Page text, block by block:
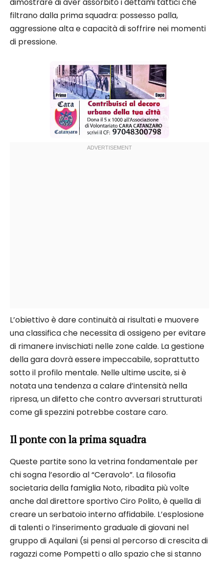
dimostrare di aver assorbito i dettami tattici che
filtrano dalla prima squadra: possesso palla,
aggressione alta e capacità di soffrire nei momenti
di pressione.
L’obiettivo è dare continuità ai risultati e muovere
una classifica che necessita di ossigeno per evitare
di rimanere invischiati nelle zone calde. La gestione
della gara dovrà essere impeccabile, soprattutto
sotto il profilo mentale. Nelle ultime uscite, si è
notata una tendenza a calare d’intensità nella
ripresa, un difetto che contro avversari strutturati
come gli spezzini potrebbe costare caro.
Il ponte con la prima squadra
Queste partite sono la vetrina fondamentale per
chi sogna l’esordio al “Ceravolo”. La filosofia
societaria della famiglia Noto, ribadita più volte
anche dal direttore sportivo Ciro Polito, è quella di
creare un serbatoio interno affidabile. L’esplosione
di talenti o l’inserimento graduale di giovani nel
gruppo di Aquilani (si pensi al percorso di crescita di
ragazzi come Pompetti o allo spazio che si stanno